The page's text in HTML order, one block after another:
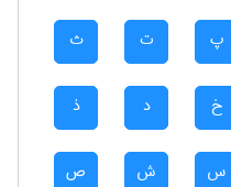
پ ت ث
خ د ذ
س ش ص